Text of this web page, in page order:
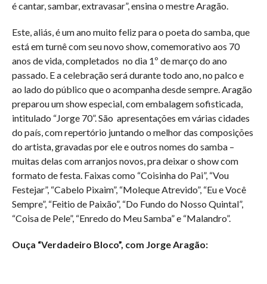
é cantar, sambar, extravasar”, ensina o mestre Aragão.
Este, aliás, é um ano muito feliz para o poeta do samba, que
está em turnê com seu novo show, comemorativo aos 70
anos de vida, completados no dia 1º de março do ano
passado. E a celebração será durante todo ano, no palco e
ao lado do público que o acompanha desde sempre. Aragão
preparou um show especial, com embalagem sofisticada,
intitulado “Jorge 70”. São apresentações em várias cidades
do país, com repertório juntando o melhor das composições
do artista, gravadas por ele e outros nomes do samba –
muitas delas com arranjos novos, pra deixar o show com
formato de festa. Faixas como “Coisinha do Pai”, “Vou
Festejar”, “Cabelo Pixaim”, “Moleque Atrevido”, “Eu e Você
Sempre”, “Feitio de Paixão”, “Do Fundo do Nosso Quintal”,
“Coisa de Pele”, “Enredo do Meu Samba” e “Malandro”.
Ouça “Verdadeiro Bloco”, com Jorge Aragão: